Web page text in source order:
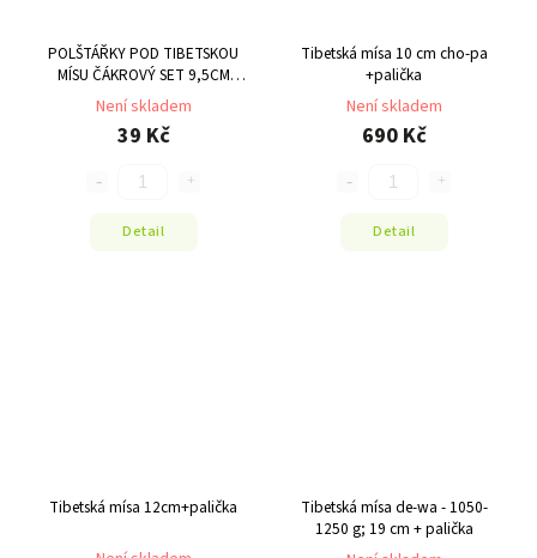
POLŠTÁŘKY POD TIBETSKOU
MÍSU ČÁKROVÝ SET 9,5CM
MANIBHADRA
Není skladem
39 Kč
Detail
Tibetská mísa 10 cm cho-pa
+palička
Není skladem
690 Kč
Detail
Tibetská mísa 12cm+palička
Tibetská mísa de-wa - 1050-
1250 g; 19 cm + palička